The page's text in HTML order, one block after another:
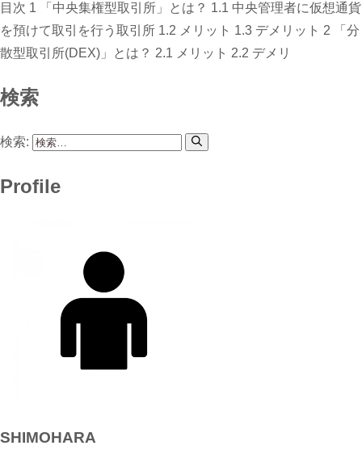
目次 1 「中央集権型取引所」とは？ 1.1 中央管理者に仮想通貨
を預けて取引を行う取引所 1.2 メリット 1.3 デメリット 2 「分
散型取引所(DEX)」とは？ 2.1 メリット 2.2 デメリ
検索
検索:
Profile
SHIMOHARA